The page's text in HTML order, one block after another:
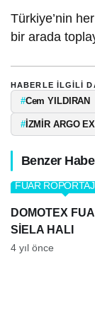
Türkiye’nin
bir arada
HABERLE ILGILI
#Cem YILDIRAN
#İZMİR ARGO
Benzer
DOMOTEX
SİELA HALI
FUAR
4 yıl önce